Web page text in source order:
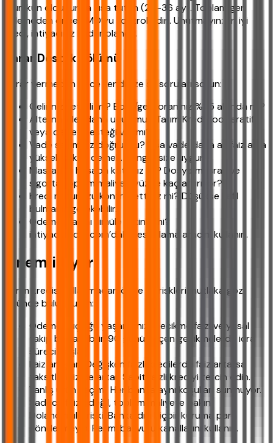
mümkün olduğunca kısa tutun (24-36 ay). Toplam geri
ödemeden önce YMO’yu kontrol edin. Unutmayın: En iyi
kredi, ihtiyacınız kadar olandır.
Karar Destek Bölümü
Karar vermeden önce kendinize şu soruları sorun:
Geliriniz yeterli mi? Borç/gelir oranınız %35 altında mı?
Alternatifler daha ucuz mu? Tarım Kredi Kooperatifi
veya devlet desteği var mı?
Vade seçiminiz doğru mu? Kısa vade daha az faiz ama
yüksek taksit demek. Hangisi size uygun?
Masrafları hesaba kattınız mı? Dosya masrafı ve
sigorta toplam maliyeti yüzde kaç artırıyor?
Kredi notunuzu kontrol ettiniz mi? Düşükse kefil
bulmanız gerekebilir.
Ödeme planını simüle ettiniz mi?
ihtiyackredisi.com’daki hesaplama aracını kullanın.
Önemli Uyarı
Tarım kredisi kullanmadan önce şu riskleri mutlaka göz
önünde bulundurun:
Ödeme güçlüğü yaşarsanız: Gecikme faizi ve yasal
takip başlayabilir. 90 günü geçen gecikmelerde icra
süreci başlar.
Faiz artışları: Değişken faizli kredilerde faiz artarsa
taksitleriniz de artar. Sabit faizli krediyi tercih edin.
Yanlış ürün seçimi: Her banka aynı koşulları sunmuyor.
Sadece faize değil, toplam maliyete bakın.
Dolandırıcılık riski: Banka dışı hiçbir kuruma para
göndermeyin. Resmi başvuru kanallarını kullanın.